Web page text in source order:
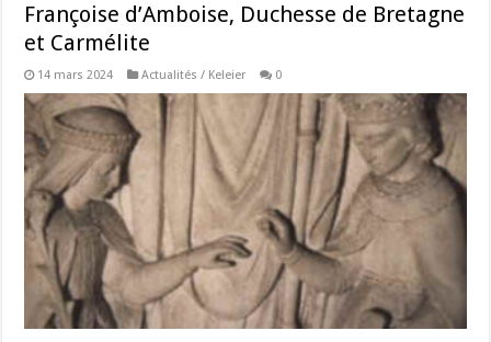
Françoise d’Amboise, Duchesse de Bretagne
et Carmélite
14 mars 2024 Actualités / Keleier 0